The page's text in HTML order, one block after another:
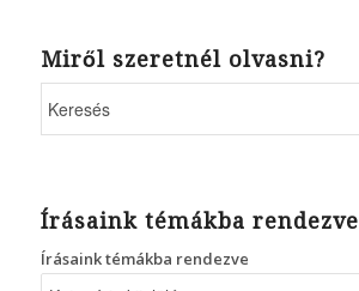
Miről szeretnél olvasni?
Írásaink témákba rendezve
Írásaink témákba rendezve